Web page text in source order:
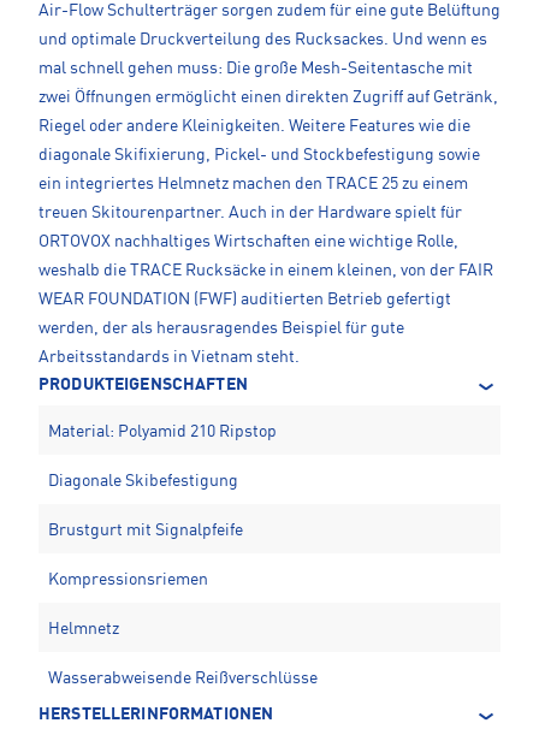
Air-Flow Schulterträger sorgen zudem für eine gute Belüftung
und optimale Druckverteilung des Rucksackes. Und wenn es
mal schnell gehen muss: Die große Mesh-Seitentasche mit
zwei Öffnungen ermöglicht einen direkten Zugriff auf Getränk,
Riegel oder andere Kleinigkeiten. Weitere Features wie die
diagonale Skifixierung, Pickel- und Stockbefestigung sowie
ein integriertes Helmnetz machen den TRACE 25 zu einem
treuen Skitourenpartner. Auch in der Hardware spielt für
ORTOVOX nachhaltiges Wirtschaften eine wichtige Rolle,
weshalb die TRACE Rucksäcke in einem kleinen, von der FAIR
WEAR FOUNDATION (FWF) auditierten Betrieb gefertigt
werden, der als herausragendes Beispiel für gute
Arbeitsstandards in Vietnam steht.
PRODUKTEIGENSCHAFTEN
Material: Polyamid 210 Ripstop
Diagonale Skibefestigung
Brustgurt mit Signalpfeife
Kompressionsriemen
Helmnetz
Wasserabweisende Reißverschlüsse
HERSTELLERINFORMATIONEN